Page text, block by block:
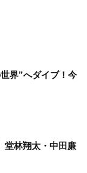
界”へダイブ！今
堂林翔太・中田廉